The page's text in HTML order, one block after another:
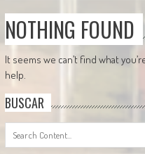
NOTHING FOUND
It seems we can’t find what
help.
BUSCAR